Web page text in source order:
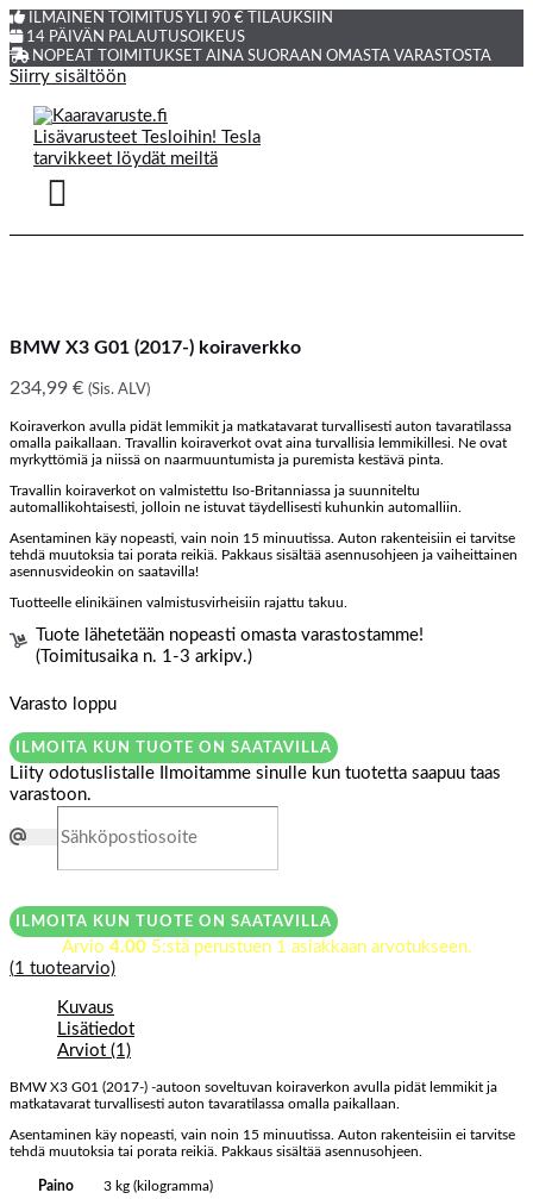
ILMAINEN TOIMITUS YLI 90 € TILAUKSIIN
14 PÄIVÄN PALAUTUSOIKEUS
NOPEAT TOIMITUKSET AINA SUORAAN OMASTA VARASTOSTA
Siirry sisältöön
BMW X3 G01 (2017-) koiraverkko
234,99 € (Sis. ALV)
Koiraverkon avulla pidät lemmikit ja matkatavarat turvallisesti auton tavaratilassa
omalla paikallaan. Travallin koiraverkot ovat aina turvallisia lemmikillesi. Ne ovat
myrkyttömiä ja niissä on naarmuuntumista ja puremista kestävä pinta.
Travallin koiraverkot on valmistettu Iso-Britanniassa ja suunniteltu
automallikohtaisesti, jolloin ne istuvat täydellisesti kuhunkin automalliin.
Asentaminen käy nopeasti, vain noin 15 minuutissa. Auton rakenteisiin ei tarvitse
tehdä muutoksia tai porata reikiä. Pakkaus sisältää asennusohjeen ja vaiheittainen
asennusvideokin on saatavilla!
Tuotteelle elinikäinen valmistusvirheisiin rajattu takuu.
Tuote lähetetään nopeasti omasta varastostamme!
(Toimitusaika n. 1-3 arkipv.)
Varasto loppu
ILMOITA KUN TUOTE ON SAATAVILLA
Liity odotuslistalle
Ilmoitamme sinulle kun tuotetta saapuu taas
varastoon.
ILMOITA KUN TUOTE ON SAATAVILLA
Arvio 4.005:stä perustuen 1 asiakkaan arvotukseen.
(1 tuotearvio)
Kuvaus
Lisätiedot
Arviot (1)
BMW X3 G01 (2017-) -autoon soveltuvan koiraverkon avulla pidät lemmikit ja
matkatavarat turvallisesti auton tavaratilassa omalla paikallaan.
Asentaminen käy nopeasti, vain noin 15 minuutissa. Auton rakenteisiin ei tarvitse
tehdä muutoksia tai porata reikiä. Pakkaus sisältää asennusohjeen.
Paino
3 kg (kilogramma)